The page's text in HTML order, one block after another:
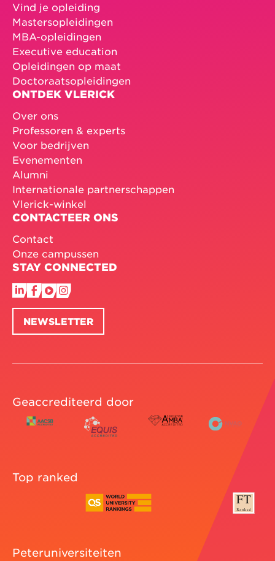
Vind je opleiding
Mastersopleidingen
MBA-opleidingen
Executive education
Opleidingen op maat
Doctoraatsopleidingen
ONTDEK VLERICK
Over ons
Professoren & experts
Voor bedrijven
Evenementen
Alumni
Internationale partnerschappen
Vlerick-winkel
CONTACTEER ONS
Contact
Onze campussen
STAY CONNECTED
NEWSLETTER
Geaccrediteerd door
Top ranked
Peteruniversiteiten